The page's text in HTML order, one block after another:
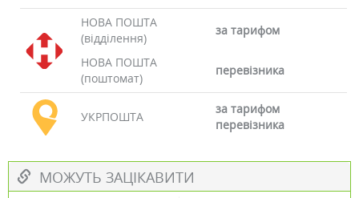
НОВА ПОШТА
(відділення)
за тарифом
НОВА ПОШТА
(поштомат)
перевізника
УКРПОШТА
за тарифом
перевізника
МОЖУТЬ ЗАЦІКАВИТИ